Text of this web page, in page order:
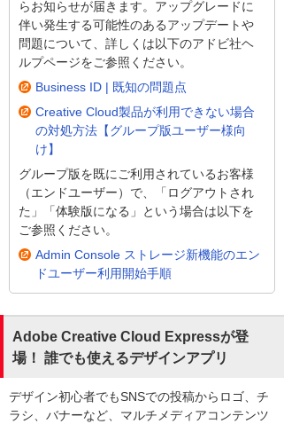
らお知らせが届きます。アップグレードに
伴い発生する可能性のあるアップデートや
問題について、詳しくは以下のアドビ社ヘ
ルプページをご参照ください。
Business ID | 既知の問題点
Creative Cloud製品が利用できない場合
の対処方法【グループ版ユーザー様向
け】
グループ版を既にご利用されているお客様
（エンドユーザー）で、「ログアウトされ
た」「体験版になる」という場合は以下を
ご参照ください。
Admin Console ストレージ新機能のエン
ドユーザー利用開始手順
Adobe Creative Cloud Expressが登
場！ 誰でも使えるデザインアプリ
デザイン初心者でもSNSでの投稿からロゴ、チ
ラシ、バナーなど、マルチメディアコンテンツ